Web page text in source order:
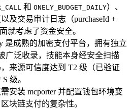
和 ONELY_BUDGET_DAILY）、
及交易审计日志（purchaseId +
就考虑了资金安全。
是成熟的加密支付平台，拥有独立
广泛收录，技能本身经安全扫描
来源可信度达到 T2 级（已验证
级。
需安装 mcporter 并配置钱包环境变
块链支付的复杂性。